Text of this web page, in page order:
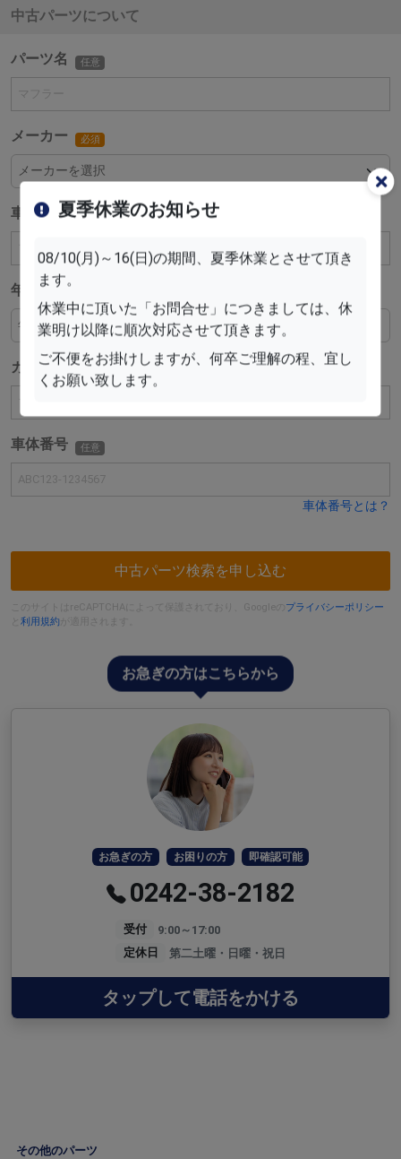
中古パーツについて
パーツ名 任意
メーカー 必須
車種 必須
年式
カラー
車体番号 任意
車体番号とは？
中古パーツ検索を申し込む
このサイトはreCAPTCHAによって保護されており、Googleの プライバシーポリシー
利用規約 が適用されます。
お急ぎの方はこちらから
お急ぎの方 お困りの方 即確認可能
0242-38-2182
受付
9:00～17:00
定休日
第二土曜・日曜・祝日
タップして電話をかける
その他のパーツ
夏季休業のお知らせ
08/10(月)～16(日)の期間、夏季休業とさせて頂き
ます。
休業中に頂いた「お問合せ」につきましては、休
業明け以降に順次対応させて頂きます。
ご不便をお掛けしますが、何卒ご理解の程、宜し
くお願い致します。